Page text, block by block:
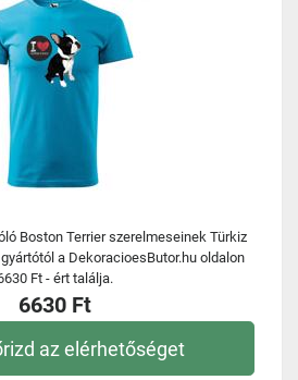
Boston Terrier szerelmeseinek Türkiz
a DekoracioesButor.hu oldalon
Ft - ért találja.
6630 Ft
az elérhetőséget